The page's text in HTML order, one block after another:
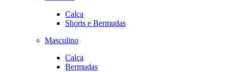
Calça
Shorts e Bermudas
Masculino
Calça
Bermudas